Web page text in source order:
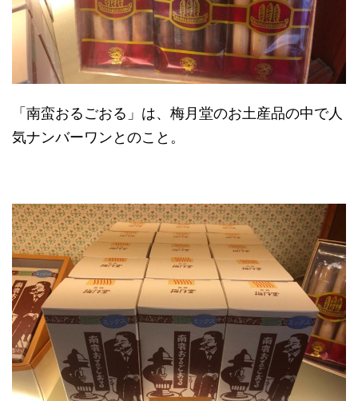
「南蛮おるごおる」は、梅月堂のお土産品の中で人
気ナンバーワンとのこと。